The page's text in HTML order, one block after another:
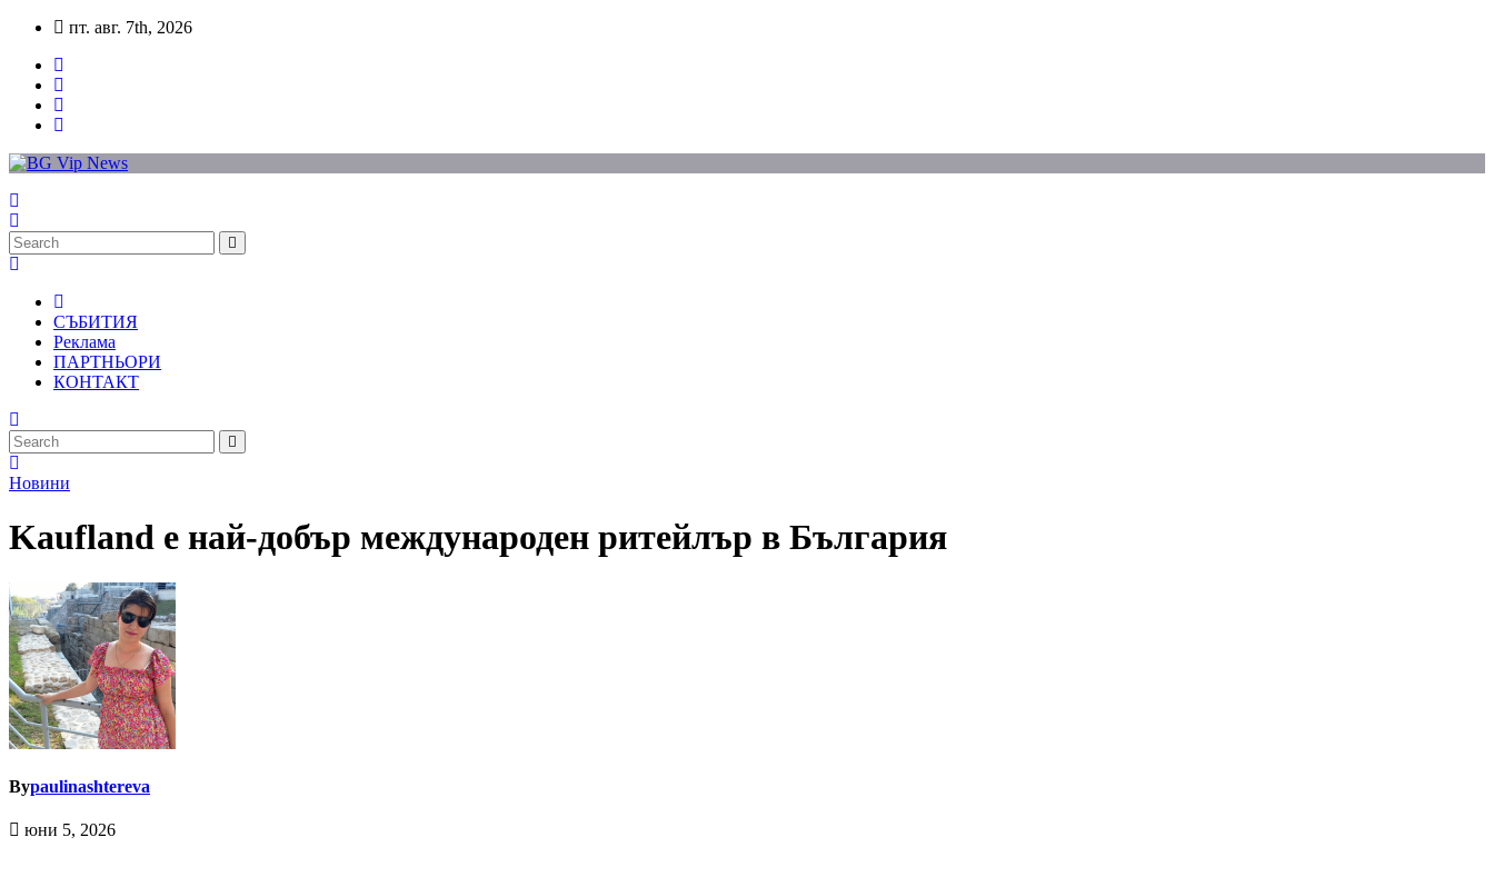
Skip
content
пт. авг. 7th, 2026
СЪБИТИЯ
Реклама
ПАРТНЬОРИ
КОНТАКТ
Новини
Kaufland е най-добър международен ритейлър в България
Bypaulinashtereva
юни 5, 2026